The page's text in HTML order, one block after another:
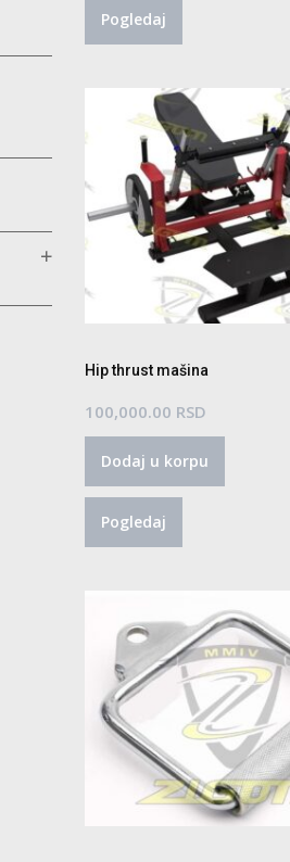
Pogledaj
Hip thrust mašina
100,000.00 RSD
Dodaj u korpu
Pogledaj